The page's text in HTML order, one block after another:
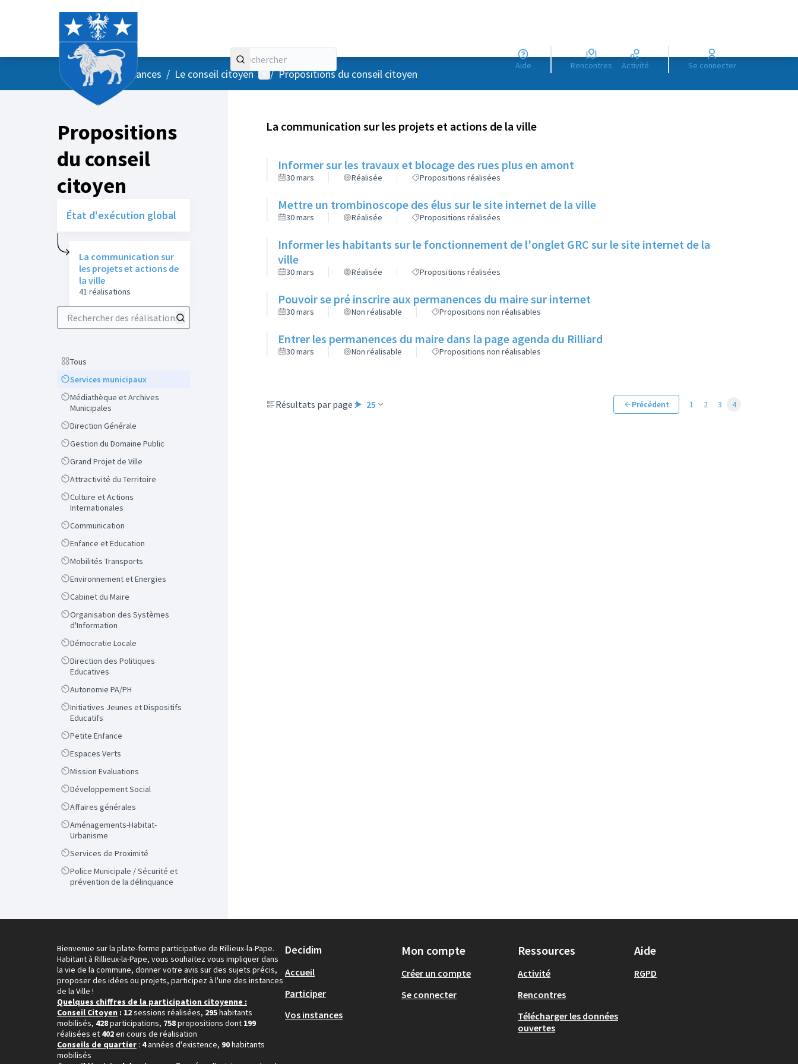
Aide Rencontres Activité Se connecter
AccueilMenu principal
/ Vos instances / Le conseil citoyen Menu utilisateur
/ Propositions du conseil citoyen
Propositions
du conseil
citoyen
État d'exécution global
La communication sur
les projets et actions de
la ville
41 réalisations
Rechercher des réalisations
Scope
Tous
ScopeServices municipaux
Scope
Médiathèque et Archives
Municipales
ScopeDirection Générale
ScopeGestion du Domaine Public
ScopeGrand Projet de Ville
ScopeAttractivité du Territoire
Scope
Culture et Actions
Internationales
ScopeCommunication
ScopeEnfance et Education
ScopeMobilités Transports
ScopeEnvironnement et Energies
ScopeCabinet du Maire
Scope
Organisation des Systèmes
d'Information
ScopeDémocratie Locale
Scope
Direction des Politiques
Educatives
ScopeAutonomie PA/PH
Scope
Initiatives Jeunes et Dispositifs
Educatifs
ScopePetite Enfance
ScopeEspaces Verts
ScopeMission Evaluations
ScopeDéveloppement Social
ScopeAffaires générales
Scope
Aménagements-Habitat-
Urbanisme
ScopeServices de Proximité
Scope
Police Municipale / Sécurité et
prévention de la délinquance
La communication sur les projets et actions de la ville
Informer sur les travaux et blocage des rues plus en amont
30 mars Réalisée Propositions réalisées
Mettre un trombinoscope des élus sur le site internet de la ville
30 mars Réalisée Propositions réalisées
Informer les habitants sur le fonctionnement de l'onglet GRC sur le site internet de la
ville
30 mars Réalisée Propositions réalisées
Pouvoir se pré inscrire aux permanences du maire sur internet
30 mars Non réalisable Propositions non réalisables
Entrer les permanences du maire dans la page agenda du Rilliard
30 mars Non réalisable Propositions non réalisables
Résultats par page : 25 Précédent 1 2 3 4
Bienvenue sur la plate-forme participative de Rillieux-la-Pape.
Habitant à Rillieux-la-Pape, vous souhaitez vous impliquer dans
la vie de la commune, donner votre avis sur des sujets précis,
proposer des idées ou projets, participez à l'une des instances
de la Ville !
Quelques chiffres de la participation citoyenne :
Conseil Citoyen : 12sessions réalisées, 295habitants
mobilisés, 428participations, 758propositions dont 199
réalisées et 402en cours de réalisation
Conseils de quartier : 4années d'existence, 90habitants
mobilisés
Decidim
Accueil
Participer
Vos instances
Mon compte
Créer un compte
Se connecter
Ressources
Activité
Rencontres
Télécharger les données
ouvertes
Aide
RGPD